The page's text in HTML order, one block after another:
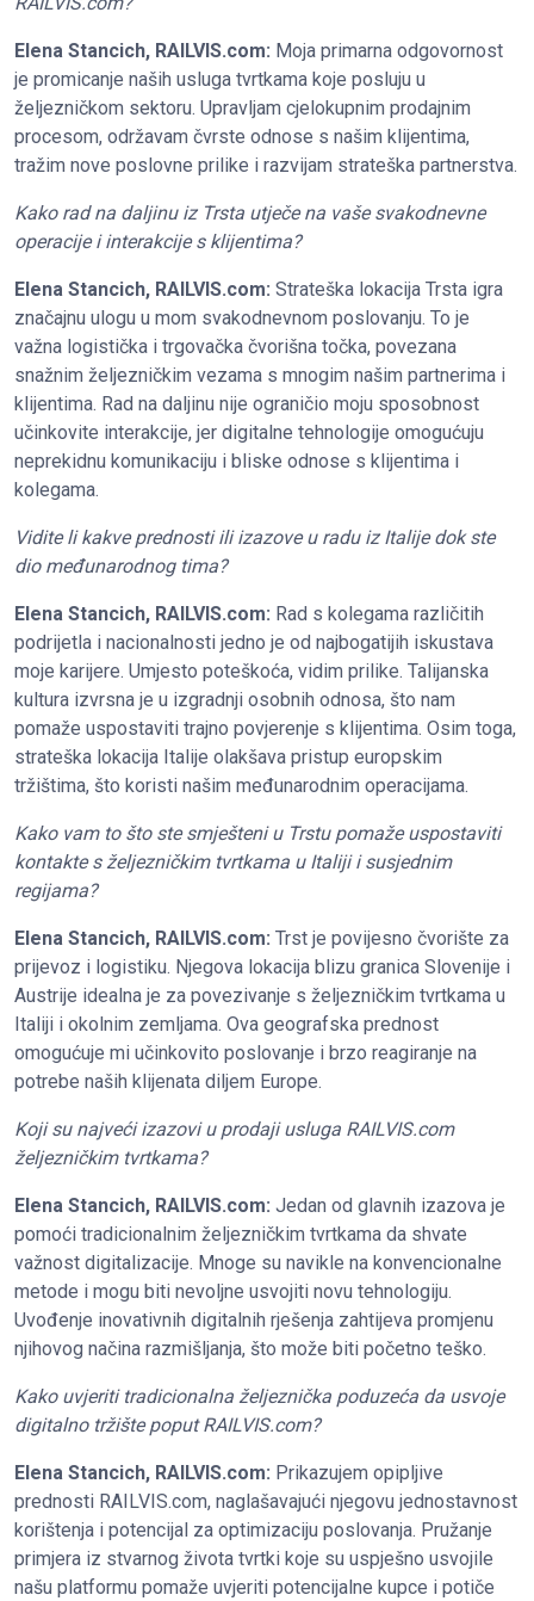
Elena Stancich, RAILVIS.com: Moja primarna odgovornost
je promicanje naših usluga tvrtkama koje posluju u
željezničkom sektoru. Upravljam cjelokupnim prodajnim
procesom, održavam čvrste odnose s našim klijentima,
tražim nove poslovne prilike i razvijam strateška partnerstva.
Kako rad na daljinu iz Trsta utječe na vaše svakodnevne
operacije i interakcije s klijentima?
Elena Stancich, RAILVIS.com: Strateška lokacija Trsta igra
značajnu ulogu u mom svakodnevnom poslovanju. To je
važna logistička i trgovačka čvorišna točka, povezana
snažnim željezničkim vezama s mnogim našim partnerima i
klijentima. Rad na daljinu nije ograničio moju sposobnost
učinkovite interakcije, jer digitalne tehnologije omogućuju
neprekidnu komunikaciju i bliske odnose s klijentima i
kolegama.
Vidite li kakve prednosti ili izazove u radu iz Italije dok ste
dio međunarodnog tima?
Elena Stancich, RAILVIS.com: Rad s kolegama različitih
podrijetla i nacionalnosti jedno je od najbogatijih iskustava
moje karijere. Umjesto poteškoća, vidim prilike. Talijanska
kultura izvrsna je u izgradnji osobnih odnosa, što nam
pomaže uspostaviti trajno povjerenje s klijentima. Osim toga,
strateška lokacija Italije olakšava pristup europskim
tržištima, što koristi našim međunarodnim operacijama.
Kako vam to što ste smješteni u Trstu pomaže uspostaviti
kontakte s željezničkim tvrtkama u Italiji i susjednim
regijama?
Elena Stancich, RAILVIS.com: Trst je povijesno čvorište za
prijevoz i logistiku. Njegova lokacija blizu granica Slovenije i
Austrije idealna je za povezivanje s željezničkim tvrtkama u
Italiji i okolnim zemljama. Ova geografska prednost
omogućuje mi učinkovito poslovanje i brzo reagiranje na
potrebe naših klijenata diljem Europe.
Koji su najveći izazovi u prodaji usluga RAILVIS.com
željezničkim tvrtkama?
Elena Stancich, RAILVIS.com: Jedan od glavnih izazova je
pomoći tradicionalnim željezničkim tvrtkama da shvate
važnost digitalizacije. Mnoge su navikle na konvencionalne
metode i mogu biti nevoljne usvojiti novu tehnologiju.
Uvođenje inovativnih digitalnih rješenja zahtijeva promjenu
njihovog načina razmišljanja, što može biti početno teško.
Kako uvjeriti tradicionalna željeznička poduzeća da usvoje
digitalno tržište poput RAILVIS.com?
Elena Stancich, RAILVIS.com: Prikazujem opipljive
prednosti RAILVIS.com, naglašavajući njegovu jednostavnost
korištenja i potencijal za optimizaciju poslovanja. Pružanje
primjera iz stvarnog života tvrtki koje su uspješno usvojile
našu platformu pomaže uvjeriti potencijalne kupce i potiče